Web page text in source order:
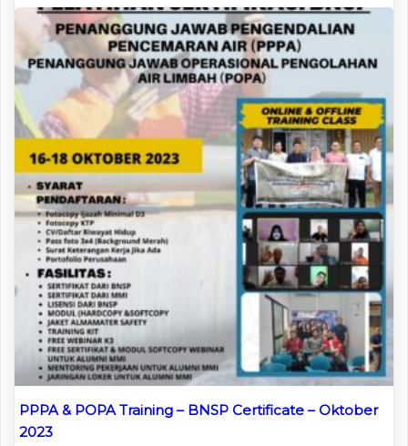
PPPA & POPA Training – BNSP Certificate – Oktober
2023